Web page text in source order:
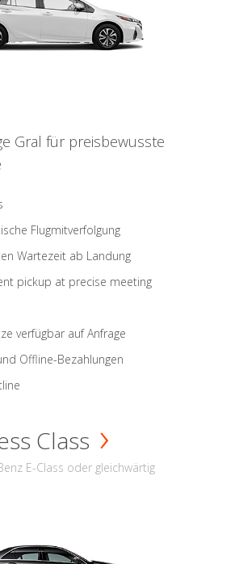
Gral für preisbewusste
Flugmitverfolgung
Wartezeit ab Landung
pickup at precise meeting
verfügbar auf Anfrage
Offline-Bezahlungen
Class
E-Class oder gleichwärtig